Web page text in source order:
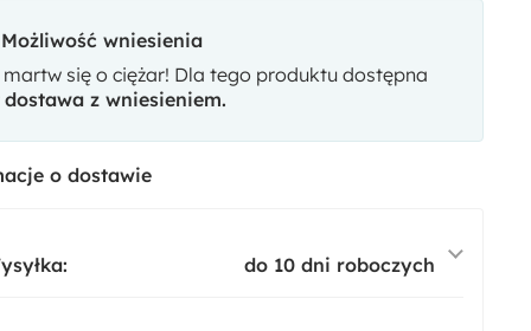
Możliwość wniesienia
martw się o ciężar! Dla tego produktu dostępna
dostawa z wniesieniem.
o dostawie
do 10 dni roboczych